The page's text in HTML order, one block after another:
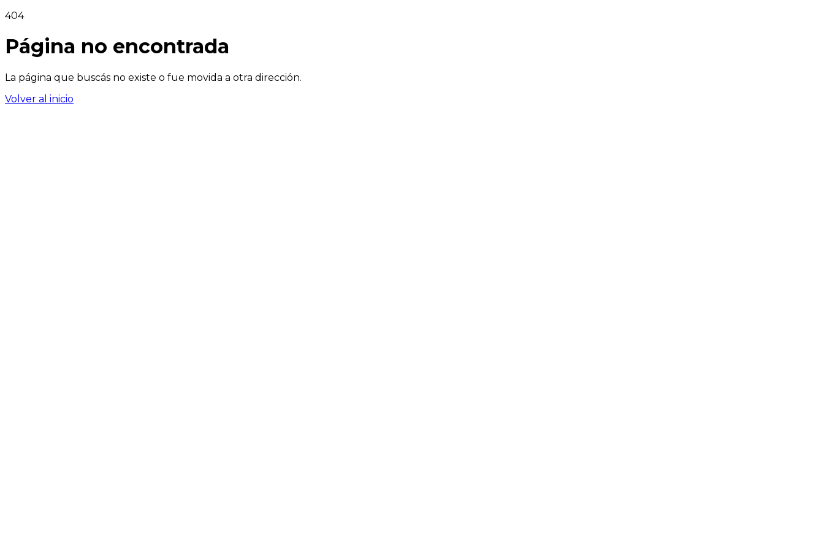
404
Página no encontrada
La página que buscás no existe o fue movida a otra dirección.
Volver al inicio